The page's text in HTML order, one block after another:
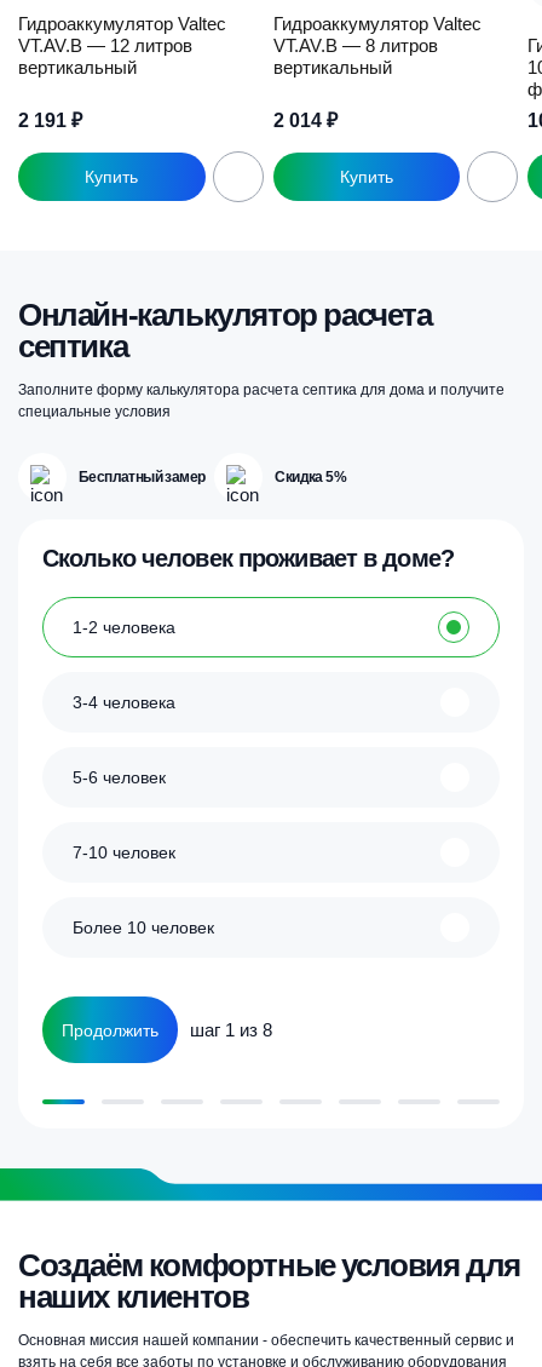
Гидроаккумулятор Valtec
VT.AV.B — 12 литров
вертикальный
2 191 ₽
Гидроаккумулятор Valtec
VT.AV.B — 8 литров
вертикальный
2 014 ₽
Онлайн-калькулятор расчета
септика
Заполните форму калькулятора расчета септика для дома и получите
специальные условия
Бесплатный замер Скидка 5%
Сколько человек проживает в доме?
1-2 человека
3-4 человека
5-6 человек
7-10 человек
Более 10 человек
Продолжить шаг 1 из 8
Создаём комфортные условия для
наших клиентов
Основная миссия нашей компании - обеспечить качественный сервис и
взять на себя все заботы по установке и обслуживанию оборудования